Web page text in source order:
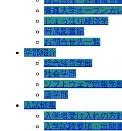
青森大学オープンカ
じょっぱり経済学
附属図書館
お問合せ先一覧
学部紹介
総合経営学部
社会学部
ソフトウェア情報学
薬学部
入試情報
入学者受け入れの方
入学試験要項・出願